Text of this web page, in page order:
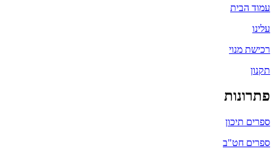
עמוד הבית
עלינו
רכישת מנוי
תקנון
פתרונות
ספרים תיכון
ספרים חט"ב